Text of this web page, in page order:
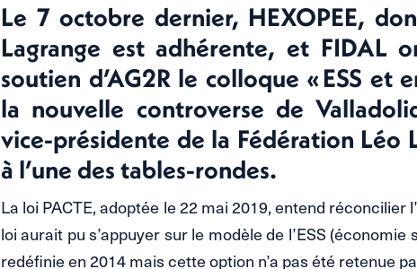
Le 7 octobre dernier, HEXOPEE,
Lagrange est adhérente, et FIDAL
soutien d’AG2R le colloque « ESS et
la nouvelle controverse de
vice-présidente de la Fédération Léo
à l’une des tables-rondes.
La loi PACTE, adoptée le 22 mai 2019, entend réconcilier
loi aurait pu s’appuyer sur le modèle de l’ESS
redéfinie en 2014 mais cette option n’a pas été retenue